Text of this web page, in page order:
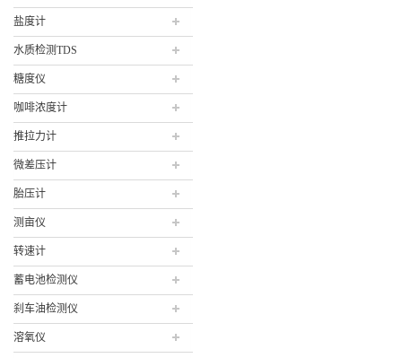
盐度计
水质检测TDS
糖度仪
咖啡浓度计
推拉力计
微差压计
胎压计
测亩仪
转速计
蓄电池检测仪
刹车油检测仪
溶氧仪